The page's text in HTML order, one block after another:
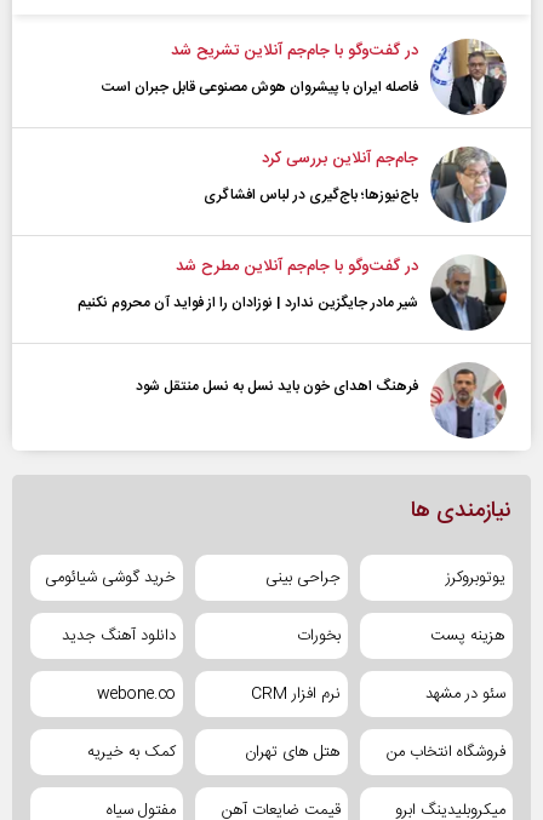
در گفت‌و‌گو با جام‌جم آنلاین تشریح شد
فاصله ایران با پیشرو‌ان هوش مصنوعی قابل جبران است
جام‌جم آنلاین بررسی کرد
باج‌نیوزها؛ باج‌گیری در لباس افشاگری
در گفت‌و‌گو با جام‌جم آنلاین مطرح شد
شیر مادر جایگزین ندارد | نوزادان را از فواید آن محروم نکنیم
فرهنگ اهدای خون باید نسل به نسل منتقل شود
نیازمندی ها
یوتوبروکرز جراحی بینی خرید گوشی شیائومی
هزینه پست بخورات دانلود آهنگ جدید
سئو در مشهد نرم افزار CRM webone.co
فروشگاه انتخاب من هتل های تهران کمک به خیریه
میکروبلیدینگ ابرو قیمت ضایعات آهن مفتول سیاه